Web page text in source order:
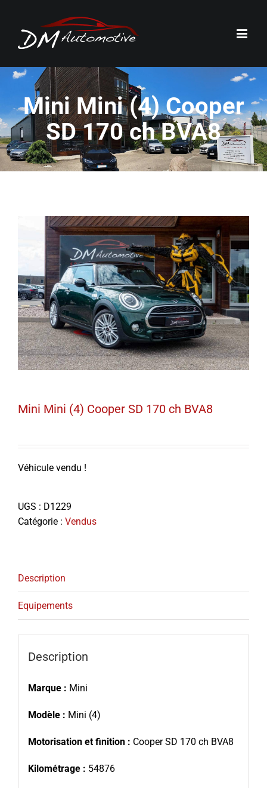
contenu
Mini Mini (4) Cooper
SD 170 ch BVA8
Mini Mini (4) Cooper SD 170 ch BVA8
Véhicule vendu !
UGS : D1229
Catégorie : Vendus
Description
Equipements
Description
Marque : Mini
Modèle : Mini (4)
Motorisation et finition : Cooper SD 170 ch BVA8
Kilométrage : 54876